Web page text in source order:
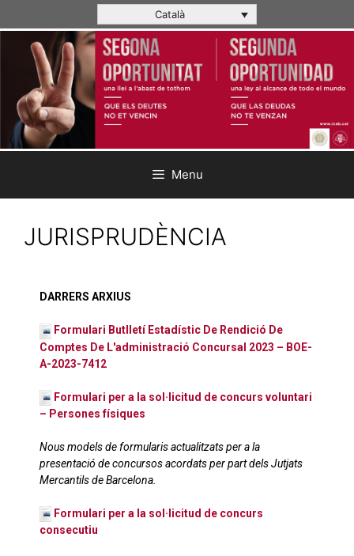
Català
Menu
JURISPRUDÈNCIA
DARRERS ARXIUS
Formulari Butlletí Estadístic De Rendició De
Comptes De L'administració Concursal 2023 – BOE-
A-2023-7412
Formulari per a la sol·licitud de concurs voluntari
– Persones físiques
Nous models de formularis actualitzats per a la
presentació de concursos acordats per part dels Jutjats
Mercantils de Barcelona.
Formulari per a la sol·licitud de concurs
consecutiu